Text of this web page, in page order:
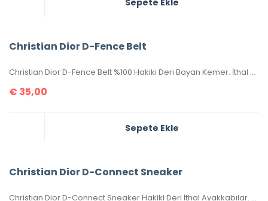
Christian Dior D-Fence Belt
Christian Dior D-Fence Belt %100 Hakiki Deri Bayan Kemer. İthal aksesuarlı, seri numaralıdır. 100-105-110-115-120-125 cm ölçüler mevcuttur. Genişliği 3 cm dir. Kutulu, sertifikalıdır.
€ 35,00
Sepete Ekle
Christian Dior D-Connect Sneaker
Christian Dior D-Connect Sneaker Hakiki Deri İthal Ayakkabılar. Orijinaliyle birebir aynıdır. 36-37-38-39-40 numaralar mevcuttur. Standart kalıptır. Kutulu, toz torbalı, sertifikalıdır.